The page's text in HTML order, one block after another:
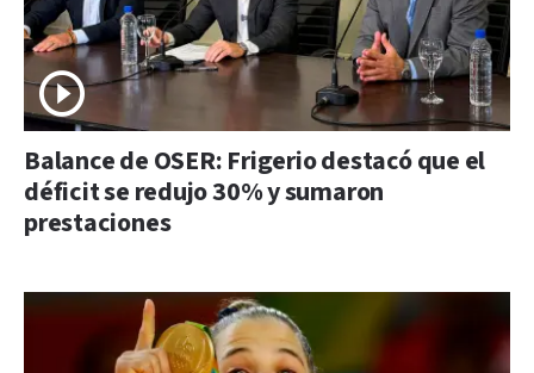
Balance de OSER: Frigerio destacó que el
déficit se redujo 30% y sumaron
prestaciones